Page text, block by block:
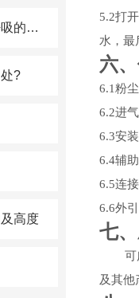
壁挂式粉尘浓度检测仪是守护呼吸的隐形卫士
?
高度
5.2打
水，最
六
6.1粉
6.2进
6.3安
6.4辅
6.5连
6.6外
七
可
及其他